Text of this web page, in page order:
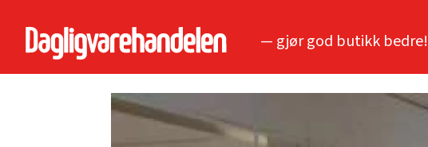
— gjør god butikk bedre!